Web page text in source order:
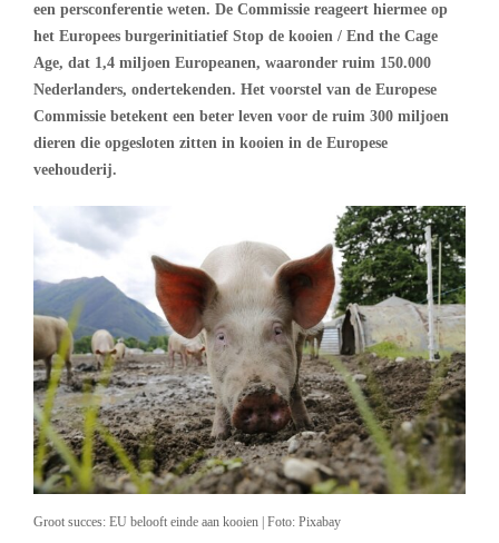
een persconferentie weten. De Commissie reageert hiermee op
het Europees burgerinitiatief Stop de kooien / End the Cage
Age, dat 1,4 miljoen Europeanen, waaronder ruim 150.000
Nederlanders, ondertekenden. Het voorstel van de Europese
Commissie betekent een beter leven voor de ruim 300 miljoen
dieren die opgesloten zitten in kooien in de Europese
veehouderij.
Groot succes: EU belooft einde aan kooien | Foto: Pixabay